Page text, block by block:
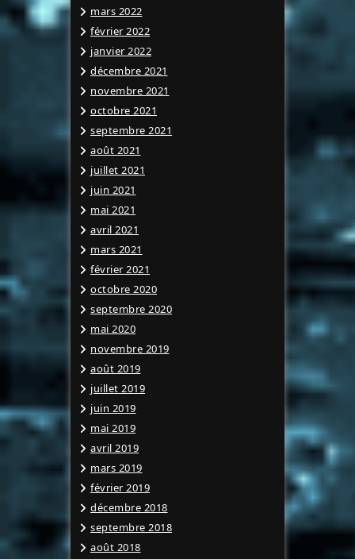
mars 2022
février 2022
janvier 2022
décembre 2021
novembre 2021
octobre 2021
septembre 2021
août 2021
juillet 2021
juin 2021
mai 2021
avril 2021
mars 2021
février 2021
octobre 2020
septembre 2020
mai 2020
novembre 2019
août 2019
juillet 2019
juin 2019
mai 2019
avril 2019
mars 2019
février 2019
décembre 2018
septembre 2018
août 2018